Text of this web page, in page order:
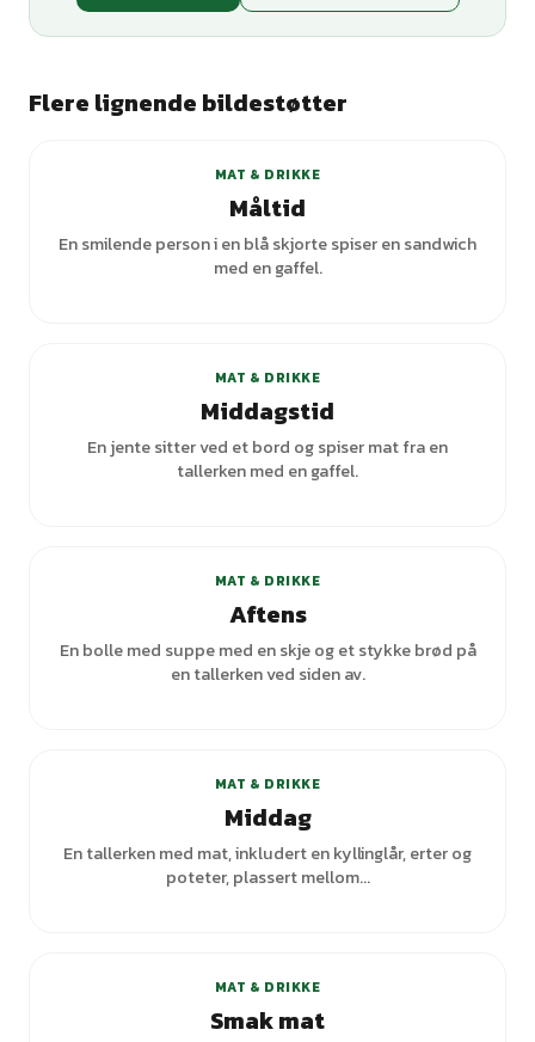
Flere lignende bildestøtter
MAT & DRIKKE
Måltid
En smilende person i en blå skjorte spiser en sandwich
med en gaffel.
MAT & DRIKKE
Middagstid
En jente sitter ved et bord og spiser mat fra en
tallerken med en gaffel.
MAT & DRIKKE
Aftens
En bolle med suppe med en skje og et stykke brød på
en tallerken ved siden av.
MAT & DRIKKE
Middag
En tallerken med mat, inkludert en kyllinglår, erter og
poteter, plassert mellom...
MAT & DRIKKE
Smak mat